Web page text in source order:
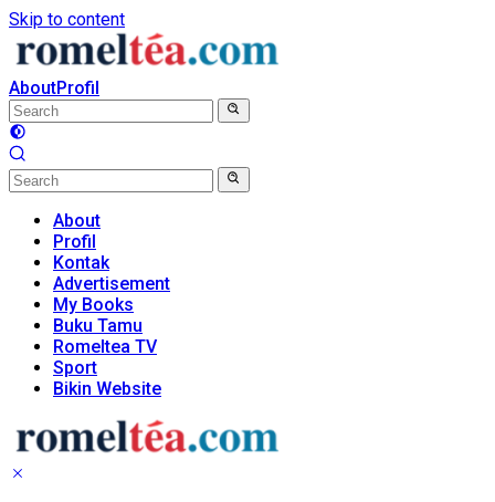
Skip to content
AboutProfil
About
Profil
Kontak
Advertisement
My Books
Buku Tamu
Romeltea TV
Sport
Bikin Website